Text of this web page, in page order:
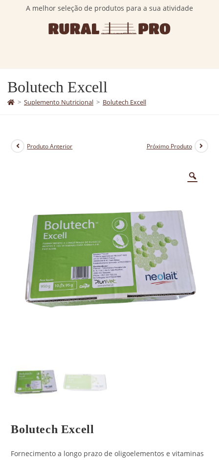
A melhor seleção de produtos para a sua atividade
Bolutech Excell
> Suplemento Nutricional > Bolutech Excell
Produto Anterior Próximo Produto
Bolutech Excell
Fornecimento a longo prazo de oligoelementos e vitaminas